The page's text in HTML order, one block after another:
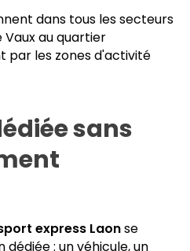
propres à Laon et aux
par les zones d'activité